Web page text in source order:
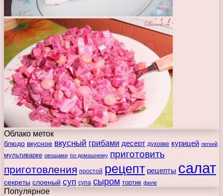
Облако меток
блюдо вкусное вкусный грибами десерт духовке курицей легкий
мультиварке овощами по-домашнему приготовить
приготовления простой рецепт рецепты салат
секреты слоеный суп супа сыром тортик филе
Популярное